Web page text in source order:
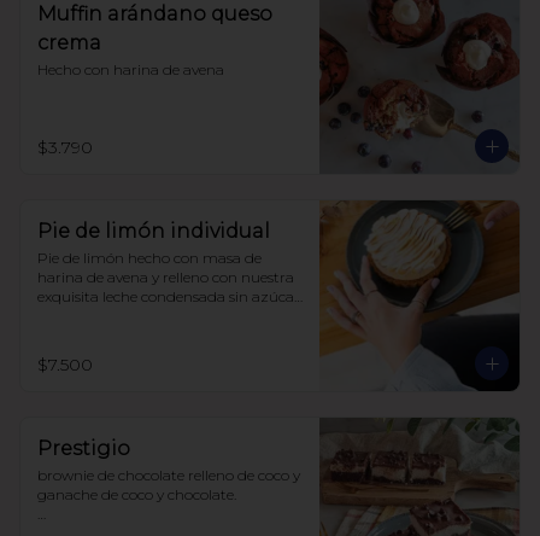
Muffin arándano queso
crema
Hecho con harina de avena
$3.790
Pie de limón individual
Pie de limón hecho con masa de
harina de avena y relleno con nuestra
exquisita leche condensada sin azúcar
suizo. Todo endulzado con alulosa.
$7.500
Prestigio
brownie de chocolate relleno de coco y
ganache de coco y chocolate.